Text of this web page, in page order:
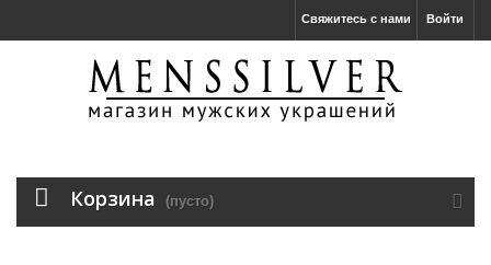
Войти
Свяжитесь с нами
Корзина (пусто)